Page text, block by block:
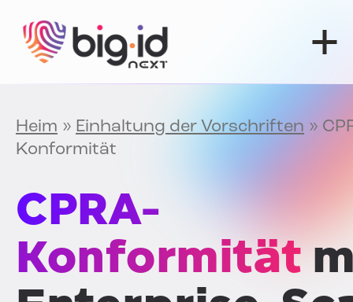
Heim » Einhaltung der Vorschriften »
Konformität
CPRA-
Konformität